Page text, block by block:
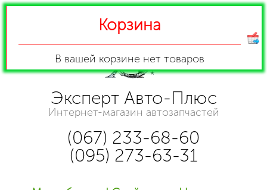
Эксперт Авто-Плюс
Интернет-магазин автозапчастей
(067) 233-68-60
(095) 273-63-31
Корзина
В вашей корзине нет товаров